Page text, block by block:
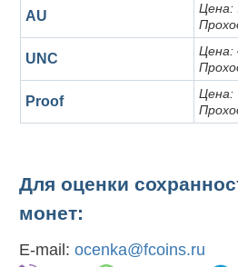
AU Цена:
UNC Цена:
Proof Цена:
Для оценки
монет:
E-mail: ocenka@fcoins.ru